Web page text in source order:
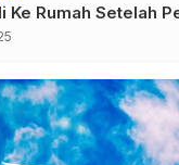
Ke Rumah Setelah